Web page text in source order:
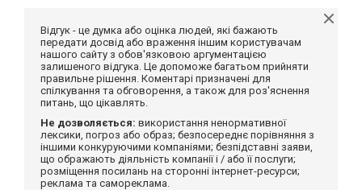
Відгук - це думка або оцінка людей, які бажають
передати досвід або враження іншим користувачам
нашого сайту з обов'язковою аргументацією
залишеного відгука. Це допоможе багатьом прийняти
правильне рішення. Коментарі призначені для
спілкування та обговорення, а також для роз'яснення
питань, що цікавлять.
Не дозволяється: використання ненормативної
лексики, погроз або образ; безпосереднє порівняння з
іншими конкуруючими компаніями; безпідставні заяви,
що ображають діяльність компанії і / або її послуги;
розміщення посилань на сторонні інтернет-ресурси;
реклама та самореклама.